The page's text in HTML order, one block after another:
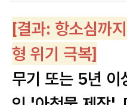
[결과: 항소심까
형 위기 극복]
무기 또는 5년 이